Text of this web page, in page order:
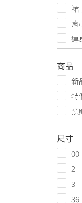
裙
背
連
商品
新
特
預
尺寸
00
2
3
36